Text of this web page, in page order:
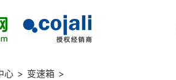
心 > 变速箱 >